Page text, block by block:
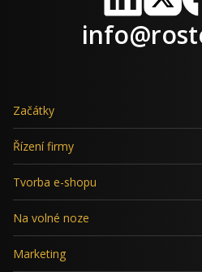
LinkedIn
X
Začátky
Řízení firmy
Tvorba e-shopu
Na volné noze
Marketing